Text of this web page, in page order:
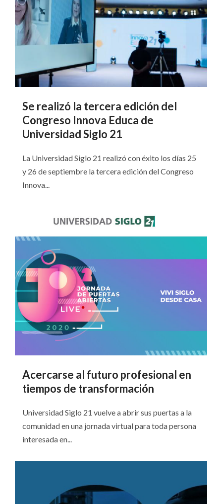
Se realizó la tercera edición del
Congreso Innova Educa de
Universidad Siglo 21
La Universidad Siglo 21 realizó con éxito los días 25
y 26 de septiembre la tercera edición del Congreso
Innova...
Acercarse al futuro profesional en
tiempos de transformación
Universidad Siglo 21 vuelve a abrir sus puertas a la
comunidad en una jornada virtual para toda persona
interesada en...